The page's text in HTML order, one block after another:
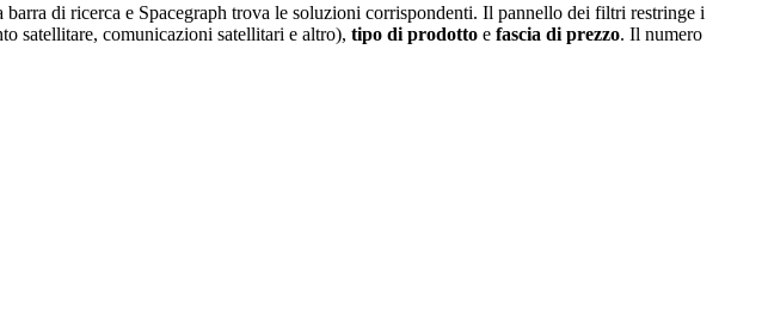
di ricerca e Spacegraph trova le soluzioni corrispondenti. Il pannello dei filtri restringe i
satellitare, comunicazioni satellitari e altro), tipo di prodotto e fascia di prezzo. Il numero